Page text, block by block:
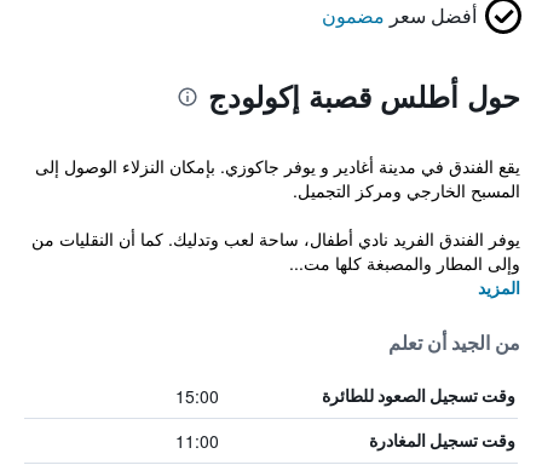
أفضل سعر مضمون
حول أطلس قصبة إكولودج
يقع الفندق في مدينة أغادير و يوفر جاكوزي. بإمكان النزلاء الوصول إلى
المسبح الخارجي ومركز التجميل.
يوفر الفندق الفريد نادي أطفال، ساحة لعب وتدليك. كما أن النقليات من
وإلى المطار والمصبغة كلها مت...
المزيد
من الجيد أن تعلم
وقت تسجيل الصعود للطائرة 15:00
وقت تسجيل المغادرة 11:00